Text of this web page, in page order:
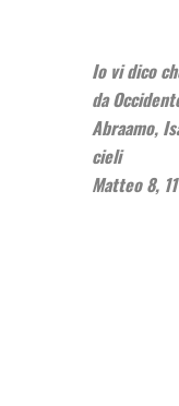
Io vi dico
da
Abraamo,
cieli
Matteo 8, 11